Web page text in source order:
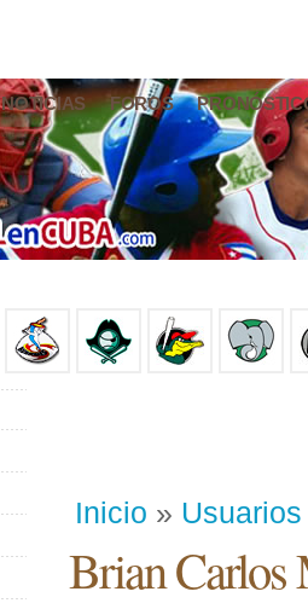
NOTICIAS FOROS
Inicio » Usuarios
Brian Carlos